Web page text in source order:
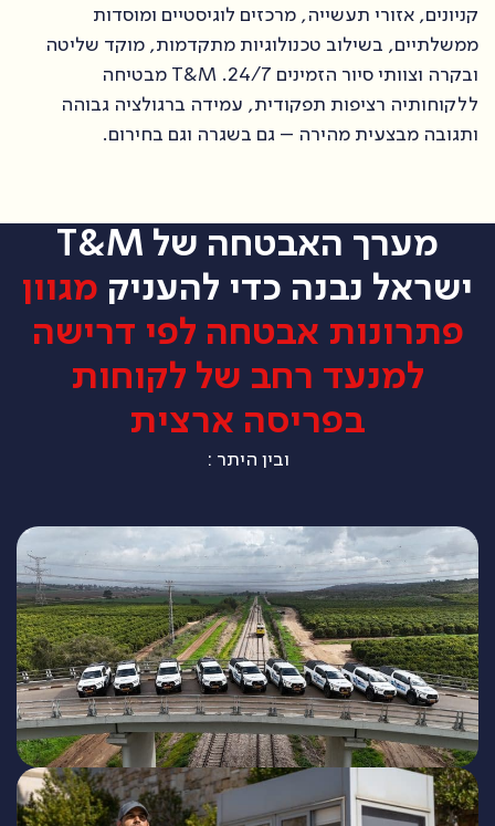
קניונים, אזורי תעשייה, מרכזים לוגיסטיים ומוסדות
ממשלתיים, בשילוב טכנולוגיות מתקדמות, מוקד שליטה
ובקרה וצוותי סיור הזמינים 24/7. T&M מבטיחה
ללקוחותיה רציפות תפקודית, עמידה ברגולציה גבוהה
ותגובה מבצעית מהירה – גם בשגרה וגם בחירום.
מערך האבטחה של T&M
ישראל נבנה כדי להעניק מגוון
פתרונות אבטחה לפי דרישה
למנעד רחב של לקוחות
בפריסה ארצית
ובין היתר :